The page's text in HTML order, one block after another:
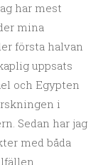
har mest
mina
första halvan
uppsats
och Egypten
i
Sedan har jag
med båda